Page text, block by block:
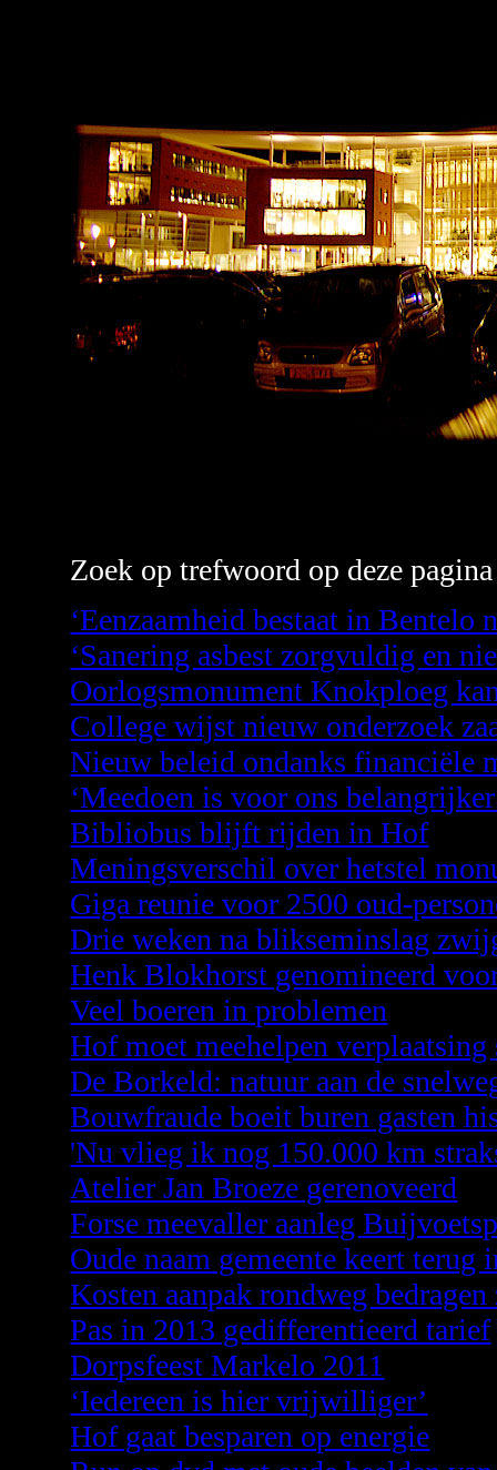
Zoek op trefwoord op deze
‘Eenzaamheid bestaat in Bentelo
‘Sanering asbest zorgvuldig en
Oorlogsmonument Knokploeg
College wijst nieuw onderzoek
Nieuw beleid ondanks financiële
‘Meedoen is voor ons
Bibliobus blijft rijden in Hof
Meningsverschil over hetstel
Giga reunie voor 2500 oud-
Drie weken na blikseminslag
Henk Blokhorst genomineerd
Veel boeren in problemen
Hof moet meehelpen
De Borkeld: natuur aan de
Bouwfraude boeit buren gasten
'Nu vlieg ik nog 150.000 km
Atelier Jan Broeze gerenoveerd
Forse meevaller aanleg
Oude naam gemeente keert terug
Kosten aanpak rondweg
Pas in 2013 gedifferentieerd tarief
Dorpsfeest Markelo 2011
‘Iedereen is hier vrijwilliger’
Hof gaat besparen op energie